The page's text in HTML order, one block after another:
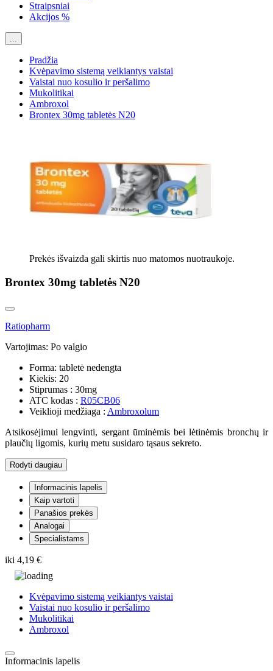
Straipsniai
Akcijos %
...
Pradžia
Kvėpavimo sistemą veikiantys vaistai
Vaistai nuo kosulio ir peršalimo
Mukolitikai
Ambroxol
Brontex 30mg tabletės N20
Prekės išvaizda gali skirtis nuo matomos nuotraukoje.
Brontex 30mg tabletės N20
Ratiopharm
Vartojimas: Po valgio
Forma: tabletė nedengta
Kiekis: 20
Stiprumas : 30mg
ATC kodas : R05CB06
Veiklioji medžiaga : Ambroxolum
Atsikosėjimui lengvinti, sergant ūminėmis bei lėtinėmis bronchų ir
plaučių ligomis, kurių metu susidaro tąsaus sekreto.
Rodyti daugiau
Informacinis lapelis
Kaip vartoti
Panašios prekės
Analogai
Specialistams
iki 4,19 €
Kvėpavimo sistemą veikiantys vaistai
Vaistai nuo kosulio ir peršalimo
Mukolitikai
Ambroxol
Informacinis lapelis